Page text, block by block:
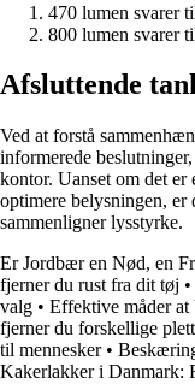
470 lumen svarer
800 lumen svarer
Afsluttende
Ved at forstå
informerede
kontor. Uanset om det
optimere belysningen,
sammenligner lysstyrke.
Er Jordbær en Nød, en
fjerner du rust fra dit tøj •
valg • Effektive måder
fjerner du forskellige
til mennesker•
Kakerlakker i Danmark: